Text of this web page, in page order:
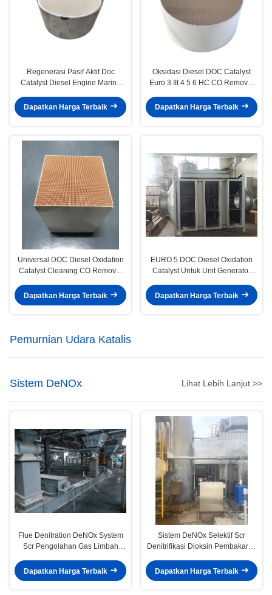
Regenerasi Pasif Aktif Doc
Catalyst Diesel Engine Marine
Dapatkan Harga Terbaik
Oksidasi Diesel DOC Catalyst
Euro 3 III 4 5 6 HC CO Removal
Dapatkan Harga Terbaik
Universal DOC Diesel Oxidation
Catalyst Cleaning CO Removal
Dapatkan Harga Terbaik
EURO 5 DOC Diesel Oxidation
Catalyst Untuk Unit Generator
Dapatkan Harga Terbaik
Pemurnian Udara Katalis
Sistem DeNOx Lihat Lebih Lanjut >>
Flue Denitration DeNOx System
Scr Pengolahan Gas Limbah
Dapatkan Harga Terbaik
Sistem DeNOx Selektif Scr
Denitrifikasi Dioksin Pembakaran
Dapatkan Harga Terbaik